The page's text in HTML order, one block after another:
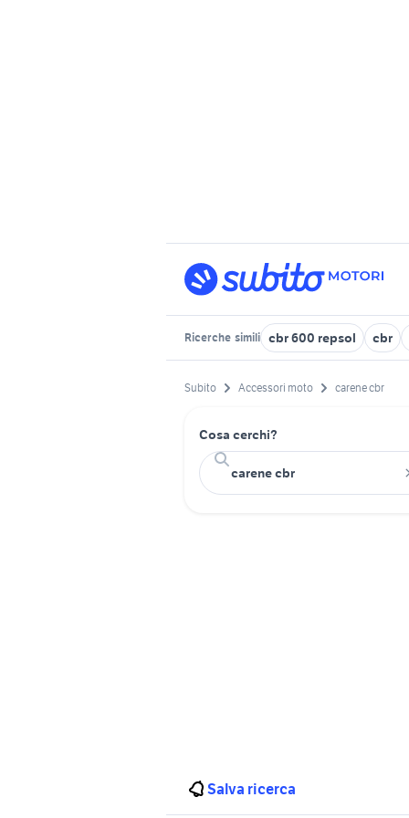
Ricerche simili cbr 600 repsol cbr
Subito Accessori moto carene cbr
Cosa cerchi?
Salva ricerca